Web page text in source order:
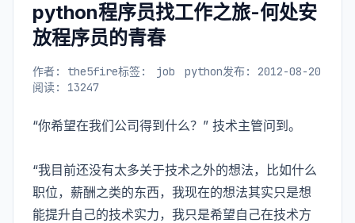
python程序员找工作之旅-何处安
放程序员的青春
作者: the5fire标签: job python发布: 2012-08-20
阅读: 13247
“你希望在我们公司得到什么？” 技术主管问到。
“我目前还没有太多关于技术之外的想法，比如什么
职位，薪酬之类的东西，我现在的想法其实只是想
能提升自己的技术实力，我只是希望自己在技术方